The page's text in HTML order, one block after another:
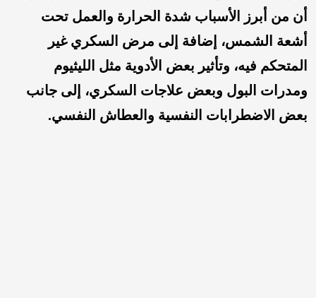
أن من أبرز الأسباب شدة الحرارة والعمل تحت
أشعة الشمس، إضافة إلى مرض السكري غير
المتحكم فيه، وتأثير بعض الأدوية مثل الليثيوم
ومدرات البول وبعض علاجات السكري، إلى جانب
بعض الاضطرابات النفسية والعطاش النفسي.